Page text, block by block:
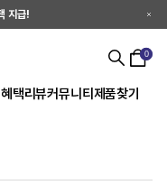
지급!
택리뷰커뮤니티 제품찾기
0